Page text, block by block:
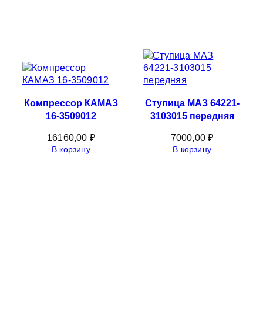
Компрессор КАМАЗ
16-3509012
16160,00 ₽
В корзину
Ступица МАЗ 64221-
3103015 передняя
7000,00₽
В корзину